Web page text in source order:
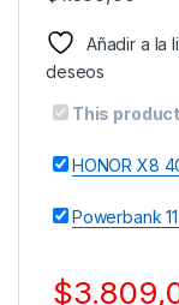
Añadir a la
deseos
This
HONOR X8
Powerbank
$